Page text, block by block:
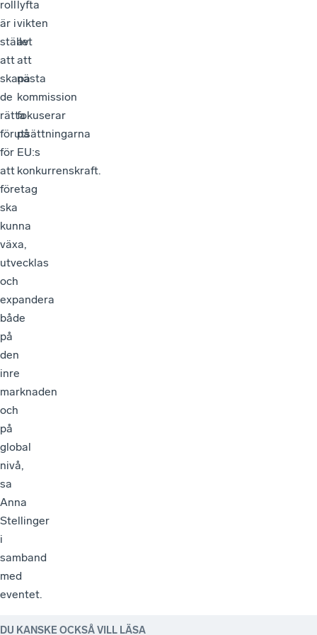
roll
är i
stället
att
skapa
de
rätta
förutsättningarna
för
att
företag
ska
kunna
växa,
utvecklas
och
expandera
både
på
den
inre
marknaden
och
på
global
nivå,
sa
Anna
Stellinger
i
samband
med
eventet.
lyfta
vikten
av
att
nästa
kommission
fokuserar
på
EU:s
konkurrenskraft.
DU KANSKE OCKSÅ VILL LÄSA